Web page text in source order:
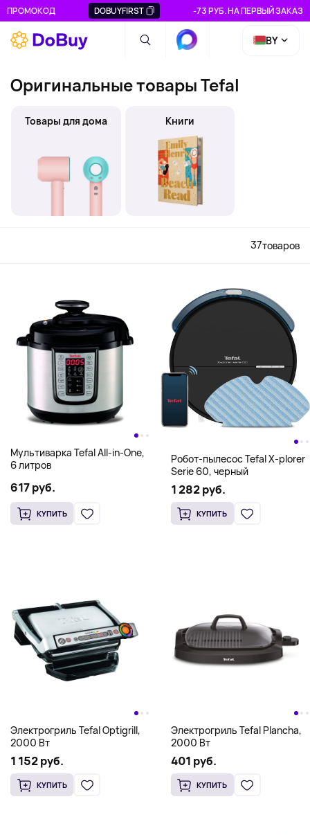
ПРОМОКОД DOBUYFIRST -73 РУБ. НА ПЕРВЫЙ ЗАКАЗ
BY
Оригинальные товары Tefal
Товары для дома Книги
37товаров
Мультиварка Tefal All-in-One,
6 литров
617 руб.
КУПИТЬ
Робот-пылесос Tefal X-plorer
Serie 60, черный
1 282 руб.
КУПИТЬ
Электрогриль Tefal Optigrill,
2000 Вт
1 152 руб.
КУПИТЬ
Электрогриль Tefal Plancha,
2000 Вт
401 руб.
КУПИТЬ